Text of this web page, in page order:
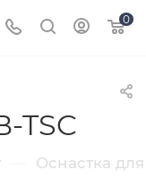
0
TSC
Оснастка